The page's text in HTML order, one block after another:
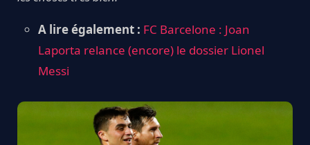
A lire également : FC Barcelone : Joan
Laporta relance (encore) le dossier Lionel
Messi